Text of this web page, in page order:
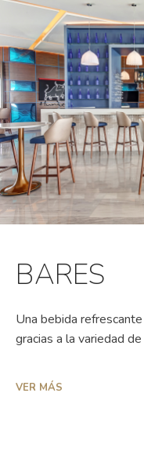
BARES
Una bebida
gracias a la variedad
VER MÁS